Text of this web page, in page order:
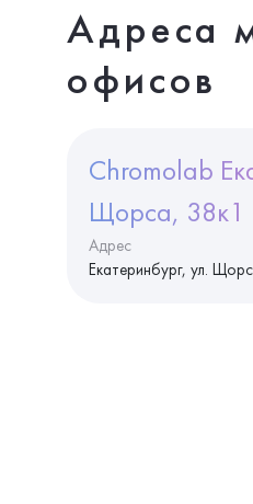
Адреса
офисов
Chromolab
Щорса, 38к1
Адрес
Екатеринбург, ул.